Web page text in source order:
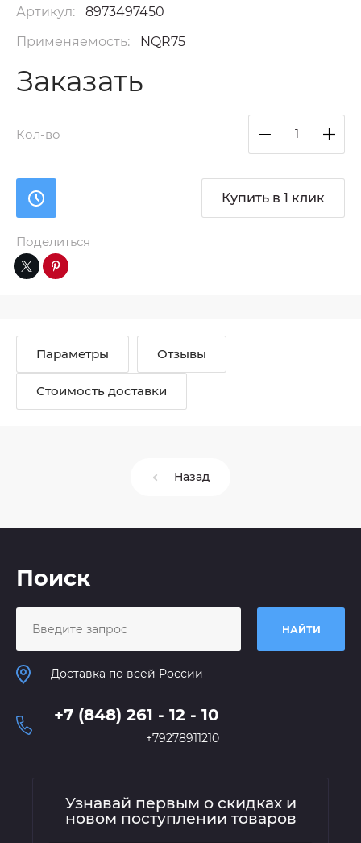
Артикул:
8973497450
Применяемость:
NQR75
Заказать
Кол-во
Купить в 1 клик
Поделиться
Параметры Отзывы
Стоимость доставки
Назад
Поиск
НАЙТИ
+7 (848) 261 - 12 - 10
+79278911210
Доставка по всей России
Узнавай первым о скидках и
новом поступлении товаров